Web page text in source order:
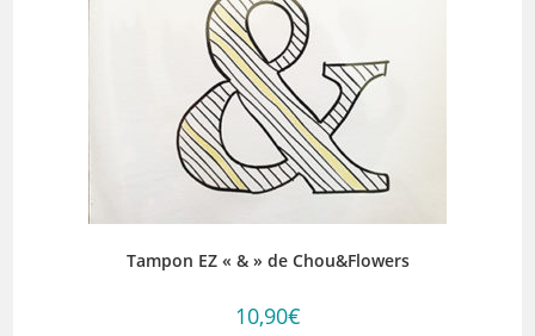
Tampon EZ « & » de Chou&Flowers
10,90€